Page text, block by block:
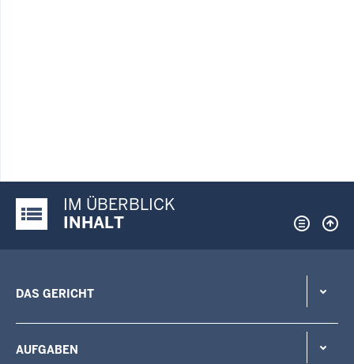
Justiz-Portal im Überblick:
IM ÜBERBLICK
INHALT
DAS GERICHT
AUFGABEN